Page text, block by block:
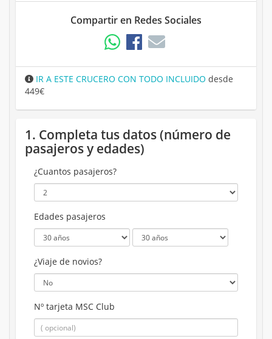
Compartir en Redes Sociales
IR A ESTE CRUCERO CON TODO INCLUIDO desde
449€
1. Completa tus datos (número de
pasajeros y edades)
¿Cuantos pasajeros?
Edades pasajeros
¿Viaje de novios?
Nº tarjeta MSC Club